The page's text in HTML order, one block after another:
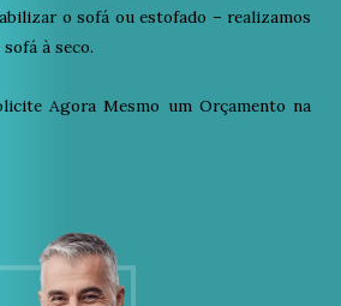
o sofá ou estofado – realizamos
à seco.
Agora Mesmo um Orçamento na